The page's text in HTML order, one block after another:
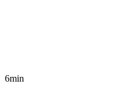
6min